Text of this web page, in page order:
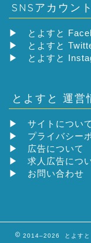
SNSアカウント
▶
とよすと
▶
とよすと
▶
とよすと
とよすと 運営
▶ サイトについて
▶ プライバシー
▶ 広告について
▶ 求人広告につ
▶ お問い合わせ
2014–2026 とよすと